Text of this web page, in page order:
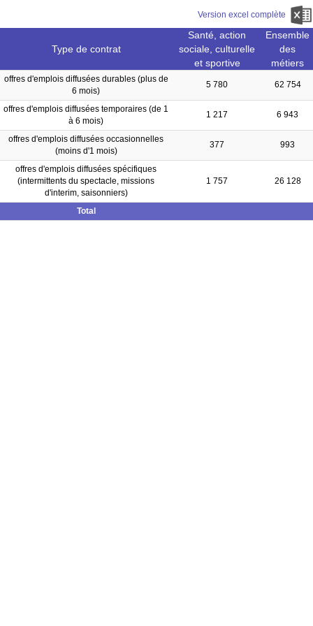
Version excel complète
Type de contrat
Santé, action
sociale, culturelle
et sportive
Ensemble
des
métiers
offres d'emplois diffusées durables (plus de
6 mois)
5 780 62 754
offres d'emplois diffusées temporaires (de 1
à 6 mois)
1 217 6 943
offres d'emplois diffusées occasionnelles
(moins d'1 mois)
377 993
offres d'emplois diffusées spécifiques
(intermittents du spectacle, missions
d'interim, saisonniers)
1 757 26 128
Total